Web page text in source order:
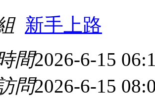
新手上路
間2026-6-15
問2026-6-15